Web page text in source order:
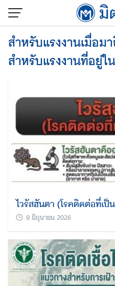
Skip
content
สำหรับแรงงานเมื่อม
สำหรับแรงงานที่อยู่ใ
ไวรัสฮันตา (โรคติดต่อที่เป็
9 มิถุนายน 2026